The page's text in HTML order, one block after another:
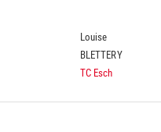
Louise
BLETTERY
TC Esch